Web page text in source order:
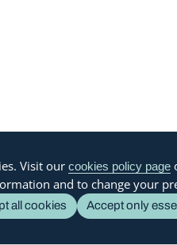
Visit our cookies policy page
and to change your
all cookies Accept only